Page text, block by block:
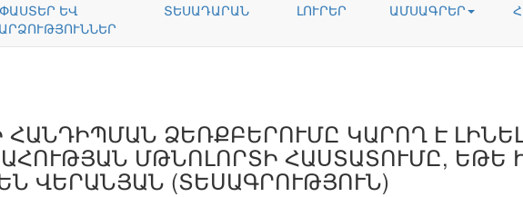
ՓԱՍՏԵՐ ԵՎ
ՏԵՍԱԴԱՐԱՆ ԼՈՒՐԵՐ ԱՄՍԱԳՐԵՐ
ՁԵՌՔԲԵՐՈՒՄԸ ԿԱՐՈՂ Է
ՄԹՆՈԼՈՐՏԻ ՀԱՍՏԱՏՈՒՄԸ, ԵԹԵ
ՎԵՐԱՆՅԱՆ (ՏԵՍԱԳՐՈՒԹՅՈՒՆ)